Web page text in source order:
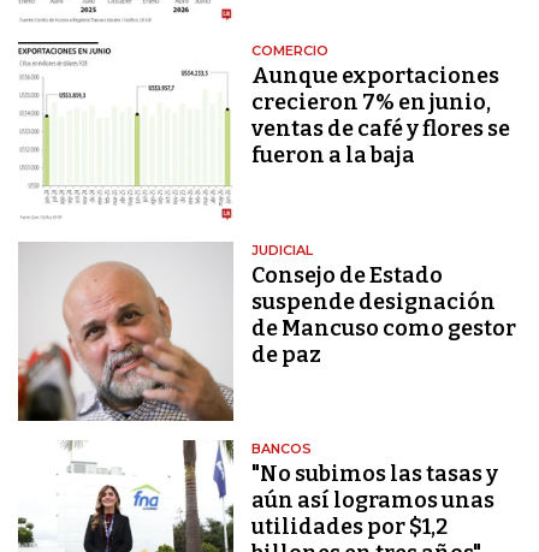
COMERCIO
Aunque exportaciones
crecieron 7% en junio,
ventas de café y flores se
fueron a la baja
JUDICIAL
Consejo de Estado
suspende designación
de Mancuso como gestor
de paz
BANCOS
"No subimos las tasas y
aún así logramos unas
utilidades por $1,2